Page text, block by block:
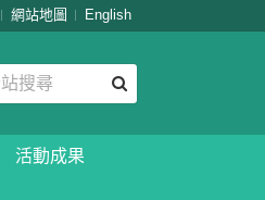
網站地圖 English
活動成果